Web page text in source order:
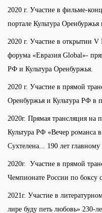
2020 г. Участие в фильме-
портале Культура
2020 г. Участие в открытии
форума «Евразия Global»-
РФ и Культура Оренбуржья.
2020 г. Участие в прямой
Оренбуржья и Культура РФ в
2020г. Прямая трансляция на
Культура РФ «Вечер романса
Сухтелена... 190 лет
2020г. Участие в прямой
Чемпионате России по
2021г. Участие в
лире буду петь любовь» 230-